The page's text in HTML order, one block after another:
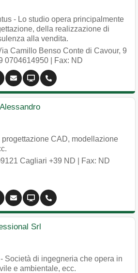
- Lo studio opera principalmente
della realizzazione di
alla vendita.
Camillo Benso Conte di Cavour, 9
0704614950 | Fax: ND
CAD, modellazione
Cagliari +39 ND | Fax: ND
Srl
Società di ingegneria che opera in
e ambientale, ecc.